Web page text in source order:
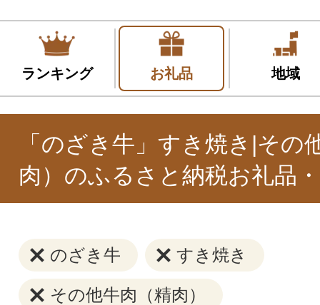
ランキング お礼品 地域
「のざき牛」すき焼き|その
肉）のふるさと納税お礼品
のざき牛 すき焼き
その他牛肉（精肉）